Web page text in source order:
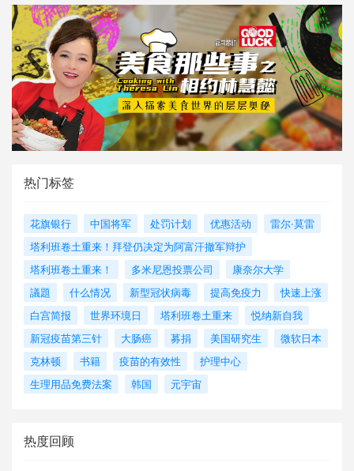
热门标签
花旗银行 中国将军 处罚计划 优惠活动
雷尔·莫雷
塔利班卷土重来！拜登仍决定为阿富汗撤军辩护
塔利班卷土重来！
多米尼恩投票公司
康奈尔大学
議題
什么情况 新型冠状病毒 提高免疫力
快速上涨
白宫简报
世界环境日 塔利班卷土重来
悦纳新自我
新冠疫苗第三针
大肠癌 募捐 美国研究生
微软日本
克林顿
书籍 疫苗的有效性
护理中心
生理用品免费法案
韩国 元宇宙
热度回顾